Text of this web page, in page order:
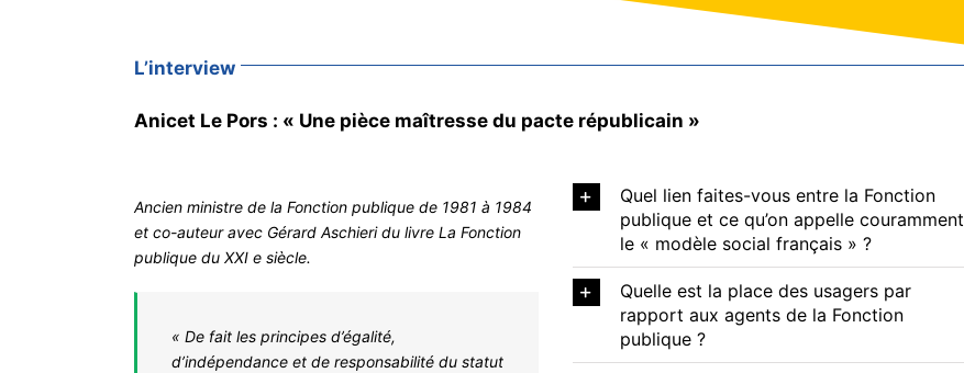
L’interview
Anicet Le Pors : « Une pièce maîtresse du pacte républicain »
Ancien ministre de la Fonction publique de 1981 à 1984
et co-auteur avec Gérard Aschieri du livre La Fonction
publique du XXI e siècle.
« De fait les principes d’égalité,
d’indépendance et de responsabilité du statut
Quel lien faites-vous entre la Fonction
publique et ce qu’on appelle couramment
le « modèle social français » ?
Quelle est la place des usagers par
rapport aux agents de la Fonction
publique ?